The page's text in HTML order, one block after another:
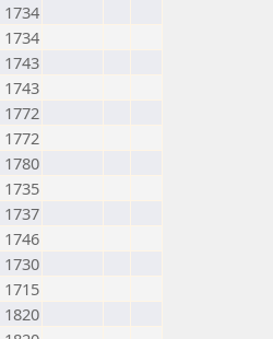
1734
1734
1743
1743
1772
1772
1780
1735
1737
1746
1730
1715
1820